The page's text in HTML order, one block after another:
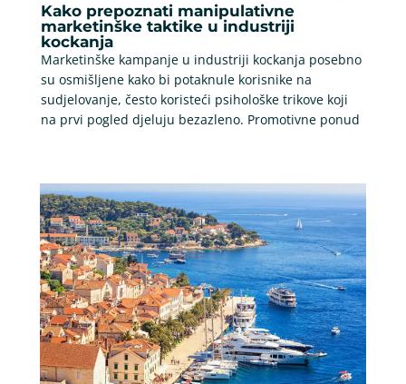
Kako prepoznati manipulativne
marketinške taktike u industriji
kockanja
Marketinške kampanje u industriji kockanja posebno
su osmišljene kako bi potaknule korisnike na
sudjelovanje, često koristeći psihološke trikove koji
na prvi pogled djeluju bezazleno. Promotivne ponud